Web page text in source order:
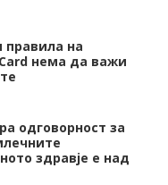
правила на
нема да важи
одговорност за
здравје е над